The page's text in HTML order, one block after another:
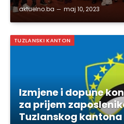
aktuelno.ba maj 10, 2023
TUZLANSKI KANTON
Izmjene i dopune
za prijem
Tuzlanskog kantona